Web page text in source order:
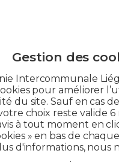
Intercommunale
pour améliorer
du site. Sauf en cas
choix reste valide 6
à tout moment en
» en bas de
d'informations, nous
.